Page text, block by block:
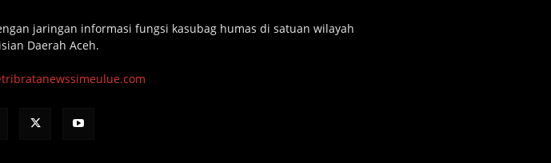
jaringan informasi fungsi kasubag humas di satuan wilayah
Daerah Aceh.